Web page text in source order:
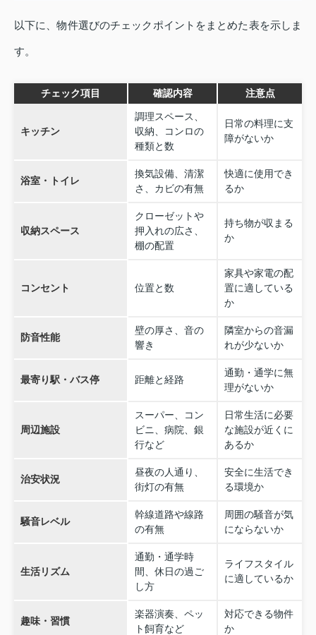
以下に、物件選びのチェックポイントをまとめた表を示しま
す。
チェック項目 確認内容 注意点
キッチン
調理スペース、
収納、コンロの
種類と数
日常の料理に支
障がないか
浴室・トイレ
換気設備、清潔
さ、カビの有無
快適に使用でき
るか
収納スペース
クローゼットや
押入れの広さ、
棚の配置
持ち物が収まる
か
コンセント 位置と数
家具や家電の配
置に適している
か
防音性能
壁の厚さ、音の
響き
隣室からの音漏
れが少ないか
最寄り駅・バス停 距離と経路
通勤・通学に無
理がないか
周辺施設
スーパー、コン
ビニ、病院、銀
行など
日常生活に必要
な施設が近くに
あるか
治安状況
昼夜の人通り、
街灯の有無
安全に生活でき
る環境か
騒音レベル
幹線道路や線路
の有無
周囲の騒音が気
にならないか
生活リズム
通勤・通学時
間、休日の過ご
し方
ライフスタイル
に適しているか
趣味・習慣
楽器演奏、ペッ
ト飼育など
対応できる物件
か